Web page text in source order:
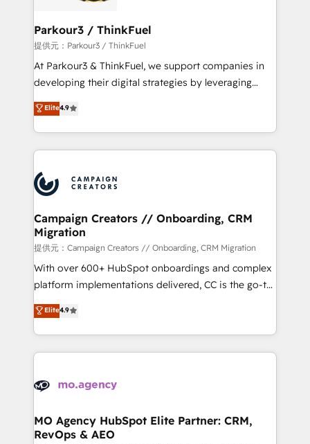
companies scale faster and smarter. 🔹 BOOMS:
Demand generation for all your buyers With BOOMS,
you invest in 100% of your buyers, accelerating your
growth and positioning yourself as an undisputed
transformation process A methodology designed to
implement HubSpot effectively and optimize your
record of business transformation, our growth-first
approach has helped brands dominate their
Parkour3 / ThinkFuel
提供元：Parkour3 / ThinkFuel
At Parkour3 & ThinkFuel, we support companies in
developing their digital strategies by leveraging
technologies and automating their marketing and
sales processes to generate growth. Our offer spans
from Strategy to Operations. We specialize in CRM
onboarding and implementation, web design, sales
extensive experience working with tech companies
and manufacturers since 2002, we are committed to
empowering our clients and developing their
autonomy. Get to grips with HubSpot through
guided implementation and seamless integration of
the CRM platform into your digital ecosystem. Would
you like support in deploying your inbound
to your needs and sales objectives. With 125+
certifications, we are part of the most certified
services are offered in both English & French.
Elite4.9
Campaign Creators // Onboarding, CRM
Migration
提供元：Campaign Creators // Onboarding, CRM Migration
With over 600+ HubSpot onboardings and complex
platform implementations delivered, CC is the go-to
Elite Solutions Partner for businesses ready to
migrate, replatform, and scale smarter. We specialize
in high-impact CRM and CMS migrations and
onboarding from platforms like Salesforce, NetSuite,
WordPress and legacy CRMs, turning fragmented
architectures that accelerate revenue operations and
performance. - Multi-object CRM migration, cleanup,
Elite4.9
MO Agency HubSpot Elite Partner: CRM,
RevOps & AEO